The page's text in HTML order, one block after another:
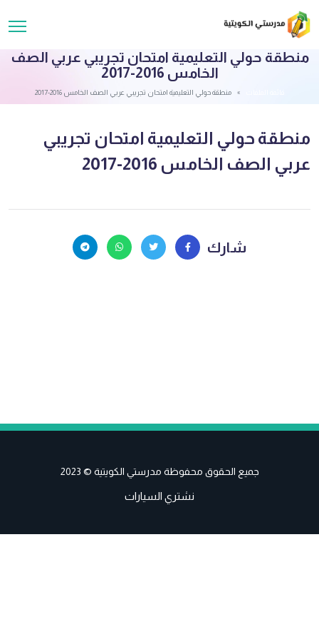
منطقة حولي التعليمية امتحان تجريبي عربي الصف
الخامس 2016-2017
منطقة حولي التعليمية امتحان تجريبي عربي الصف الخامس 2016-2017
منطقة حولي التعليمية امتحان تجريبي
عربي الصف الخامس 2016-2017
شارك
جميع الحقوق محفوظة مدرستي الكويتية © 2023
نشتري السيارات